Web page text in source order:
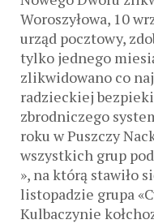
Woroszyłowa, 10
urząd pocztowy,
tylko jednego
zlikwidowano co
radzieckiej
zbrodniczego
roku w Puszczy
wszystkich grup
», na którą stawiło
listopadzie grupa
Kulbaczynie